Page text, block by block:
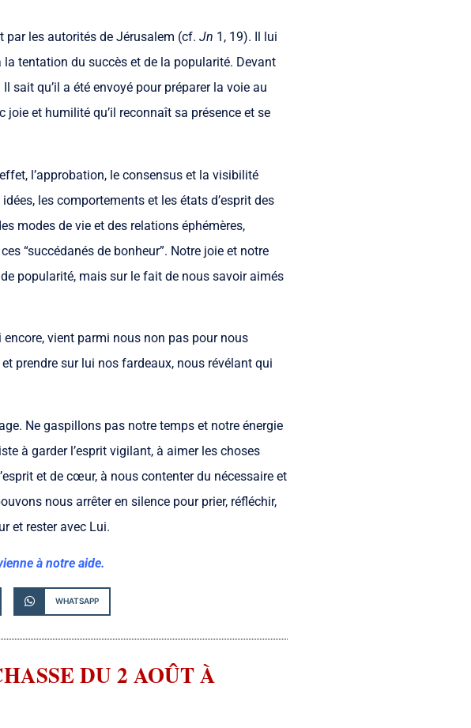
par les autorités de Jérusalem (cf. Jn 1, 19). Il lui
tentation du succès et de la popularité. Devant
sait qu’il a été envoyé pour préparer la voie au
joie et humilité qu’il reconnaît sa présence et se
l’approbation, le consensus et la visibilité
les comportements et les états d’esprit des
modes de vie et des relations éphémères,
“succédanés de bonheur”. Notre joie et notre
popularité, mais sur le fait de nous savoir aimés
encore, vient parmi nous non pas pour nous
prendre sur lui nos fardeaux, nous révélant qui
Ne gaspillons pas notre temps et notre énergie
à garder l’esprit vigilant, à aimer les choses
et de cœur, à nous contenter du nécessaire et
nous arrêter en silence pour prier, réfléchir,
et rester avec Lui.
à notre aide.
WHATSAPP
DU 2 AOÛT À